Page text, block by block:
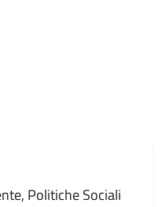
Politiche Sociali